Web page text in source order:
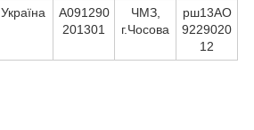
Україна
А091290
201301
ЧМЗ,
г.Чосова
рш13АО
9229020
12